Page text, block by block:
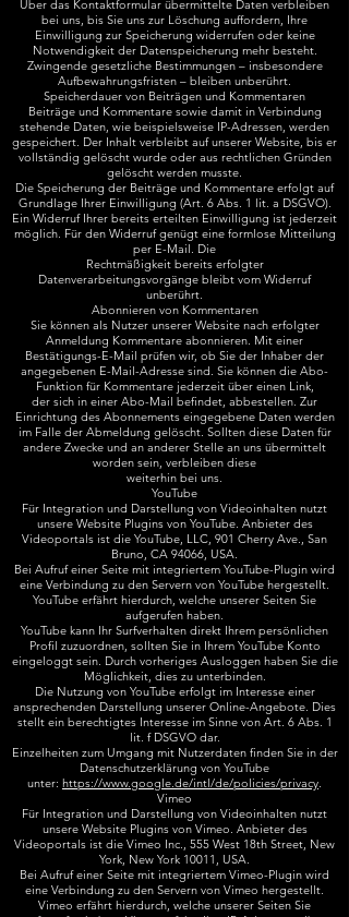
Über das Kontaktformular übermittelte Daten verbleiben
bei uns, bis Sie uns zur Löschung auffordern, Ihre
Einwilligung zur Speicherung widerrufen oder keine
Notwendigkeit der Datenspeicherung mehr besteht.
Zwingende gesetzliche Bestimmungen – insbesondere
Aufbewahrungsfristen – bleiben unberührt.
Speicherdauer von Beiträgen und Kommentaren
Beiträge und Kommentare sowie damit in Verbindung
stehende Daten, wie beispielsweise IP-Adressen, werden
gespeichert. Der Inhalt verbleibt auf unserer Website, bis er
vollständig gelöscht wurde oder aus rechtlichen Gründen
gelöscht werden musste.
Die Speicherung der Beiträge und Kommentare erfolgt auf
Grundlage Ihrer Einwilligung (Art. 6 Abs. 1 lit. a DSGVO).
Ein Widerruf Ihrer bereits erteilten Einwilligung ist jederzeit
möglich. Für den Widerruf genügt eine formlose Mitteilung
per E-Mail. Die
Rechtmäßigkeit bereits erfolgter
Datenverarbeitungsvorgänge bleibt vom Widerruf
unberührt.
Abonnieren von Kommentaren
Sie können als Nutzer unserer Website nach erfolgter
Anmeldung Kommentare abonnieren. Mit einer
Bestätigungs-E-Mail prüfen wir, ob Sie der Inhaber der
angegebenen E-Mail-Adresse sind. Sie können die Abo-
Funktion für Kommentare jederzeit über einen Link,
der sich in einer Abo-Mail befindet, abbestellen. Zur
Einrichtung des Abonnements eingegebene Daten werden
im Falle der Abmeldung gelöscht. Sollten diese Daten für
andere Zwecke und an anderer Stelle an uns übermittelt
worden sein, verbleiben diese
weiterhin bei uns.
YouTube
Für Integration und Darstellung von Videoinhalten nutzt
unsere Website Plugins von YouTube. Anbieter des
Videoportals ist die YouTube, LLC, 901 Cherry Ave., San
Bruno, CA 94066, USA.
Bei Aufruf einer Seite mit integriertem YouTube-Plugin wird
eine Verbindung zu den Servern von YouTube hergestellt.
YouTube erfährt hierdurch, welche unserer Seiten Sie
aufgerufen haben.
YouTube kann Ihr Surfverhalten direkt Ihrem persönlichen
Profil zuzuordnen, sollten Sie in Ihrem YouTube Konto
eingeloggt sein. Durch vorheriges Ausloggen haben Sie die
Möglichkeit, dies zu unterbinden.
Die Nutzung von YouTube erfolgt im Interesse einer
ansprechenden Darstellung unserer Online-Angebote. Dies
stellt ein berechtigtes Interesse im Sinne von Art. 6 Abs. 1
lit. f DSGVO dar.
Einzelheiten zum Umgang mit Nutzerdaten finden Sie in der
Datenschutzerklärung von YouTube
unter: https://www.google.de/intl/de/policies/privacy.
Vimeo
Für Integration und Darstellung von Videoinhalten nutzt
unsere Website Plugins von Vimeo. Anbieter des
Videoportals ist die Vimeo Inc., 555 West 18th Street, New
York, New York 10011, USA.
Bei Aufruf einer Seite mit integriertem Vimeo-Plugin wird
eine Verbindung zu den Servern von Vimeo hergestellt.
Vimeo erfährt hierdurch, welche unserer Seiten Sie